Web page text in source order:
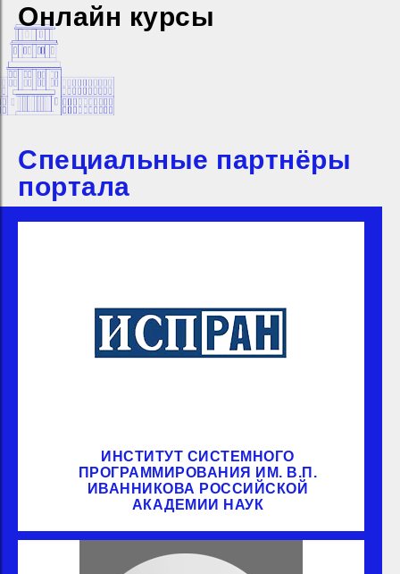
Онлайн курсы
Специальные партнёры
портала
ИНСТИТУТ СИСТЕМНОГО
ПРОГРАММИРОВАНИЯ ИМ. В.П.
ИВАННИКОВА РОССИЙСКОЙ
АКАДЕМИИ НАУК